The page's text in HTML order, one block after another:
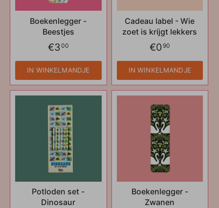
Boekenlegger -
Beestjes
€300
IN WINKELMANDJE
Cadeau label - Wie
zoet is krijgt lekkers
€090
IN WINKELMANDJE
Potloden set -
Dinosaur
Boekenlegger -
Zwanen